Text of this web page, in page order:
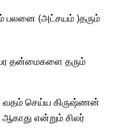
பலனை (அட்சயம் )தரும்
தன்மைகளை தரும்
வதம் செய்ய கிருஷ்ணன்
என்றும் சிலர்